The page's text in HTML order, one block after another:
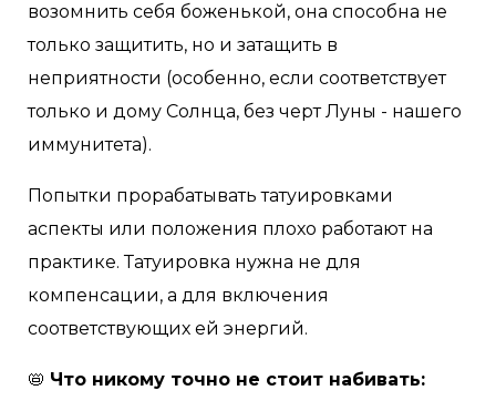
возомнить себя боженькой, она способна не
только защитить, но и затащить в
неприятности (особенно, если соответствует
только и дому Солнца, без черт Луны - нашего
иммунитета).
Попытки прорабатывать татуировками
аспекты или положения плохо работают на
практике. Татуировка нужна не для
компенсации, а для включения
соответствующих ей энергий.
📛 Что никому точно не стоит набивать: